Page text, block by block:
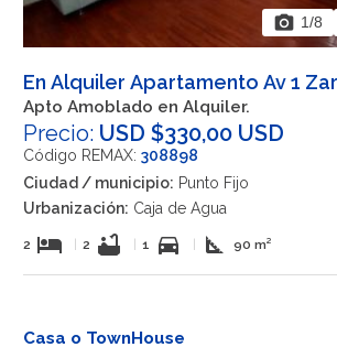
photo_camera 1/8
En Alquiler Apartamento Av 1
Apto Amoblado en Alquiler.
Precio: USD $330,00 USD
Código REMAX: 308898
Ciudad / municipio: Punto Fijo
Urbanización: Caja de Agua
2 hotel 2 bathtub 1 directions_car square_foot 90 m²
Casa o TownHouse